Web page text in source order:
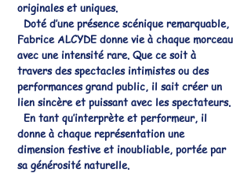
originales et uniques.
Doté d’une présence scénique remarquable,
Fabrice ALCYDE donne vie à chaque morceau
avec une intensité rare. Que ce soit à
travers des spectacles intimistes ou des
performances grand public, il sait créer un
lien sincère et puissant avec les spectateurs.
En tant qu’interprète et performeur, il
donne à chaque représentation une
dimension festive et inoubliable, portée par
sa générosité naturelle.